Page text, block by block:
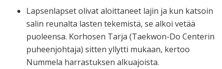
Lapsenlapset olivat aloittaneet lajin ja kun katsoin
salin reunalta lasten tekemistä, se alkoi vetää
puoleensa. Korhosen Tarja (Taekwon-Do Centerin
puheenjohtaja) sitten yllytti mukaan, kertoo
Nummela harrastuksen alkuajoista.